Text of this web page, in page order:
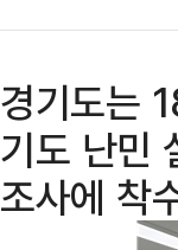
경기도는
기도 난민
조사에 착